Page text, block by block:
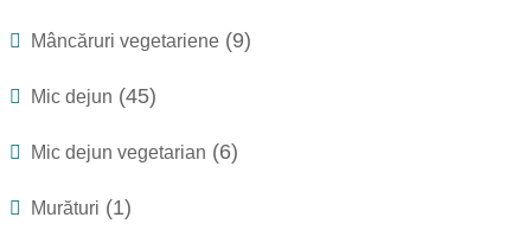
Mâncăruri vegetariene (9)
Mic dejun (45)
Mic dejun vegetarian (6)
Murături (1)